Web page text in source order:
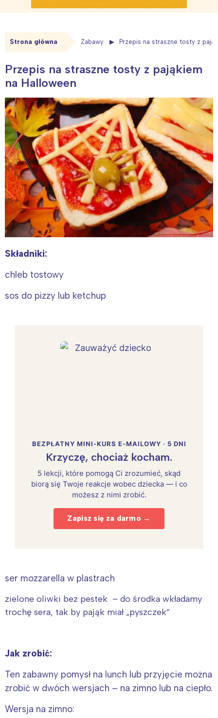
Strona główna Zabawy Przepis na straszne tosty z
Przepis na straszne tosty z pająkiem
na Halloween
Składniki:
chleb tostowy
sos do pizzy lub ketchup
BEZPŁATNY MINI-KURS E-MAILOWY · 5 DNI
Krzyczę, chociaż kocham.
5 lekcji, które pomogą Ci zrozumieć, skąd
biorą się Twoje reakcje wobec dziecka — i co
możesz z nimi zrobić.
Zapisz się za darmo →
ser mozzarella w plastrach
zielone oliwki bez pestek – do środka wkładamy
trochę sera, tak by pająk miał „pyszczek”
Jak zrobić:
Ten zabawny pomysł na lunch lub przyjęcie można
zrobić w dwóch wersjach – na zimno lub na ciepło.
Wersja na zimno: